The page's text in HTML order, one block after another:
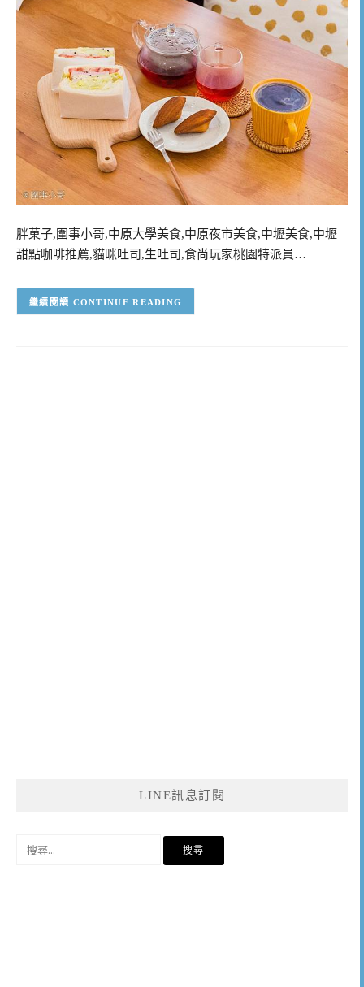
胖菓子,圍事小哥,中原大學美食,中原夜市美食,中壢美食,中壢
甜點咖啡推薦,貓咪吐司,生吐司,食尚玩家桃園特派員…
CONTINUE READING
LINE訊息訂閱